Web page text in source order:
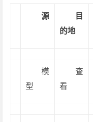
源
目
的地
模
型
查
看